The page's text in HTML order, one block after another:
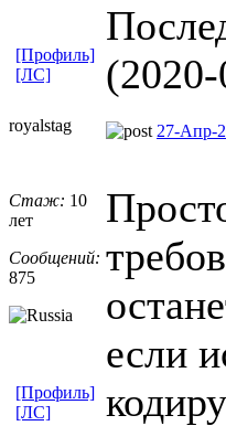
(2020-
[Профиль]
[ЛС]
royalstag
Стаж: 10
лет
Сообщений:
875
27-Апр-
если
[Профиль]
[ЛС]